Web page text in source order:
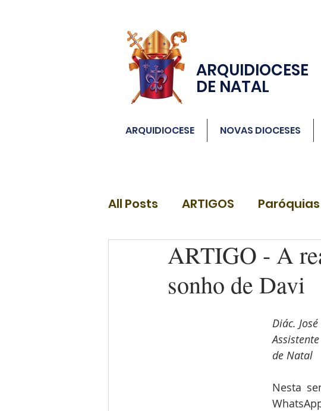
ARQUIDIOCESE
DE NATAL
ARQUIDIOCESE NOVAS DIOCESES
All Posts ARTIGOS Paróquias
DIÁCONOSARTIGO - A
sonho de Davi
Diác.
de Natal
Nesta